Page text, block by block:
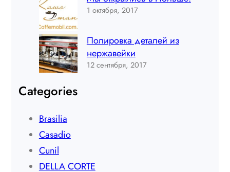
1 октября, 2017
Полировка деталей из
нержавейки
12 сентября, 2017
Categories
Brasilia
Casadio
Cunil
DELLA CORTE